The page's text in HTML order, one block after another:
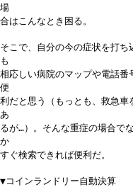
場
合はこんなとき困る。
そこで、自分の今の症状を打ち
も
相応しい病院のマップや電話
便
利だと思う（もっとも、救急
あ
るが…）。そんな重症の場合で
か
すぐ検索できれば便利だ。
▼コインランドリー自動決算